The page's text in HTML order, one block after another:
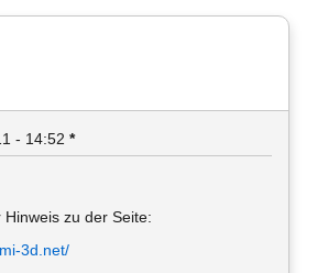
- 14:52 *
Hinweis zu der Seite:
3d.net/